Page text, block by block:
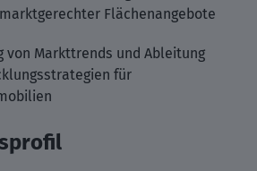
Flächenangebote
von Markttrends und Ableitung
für